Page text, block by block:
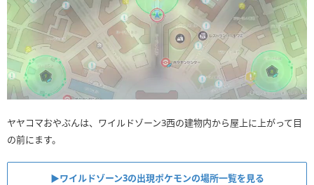
ヤヤコマおやぶんは、ワイルドゾーン3西の建物内から屋上に上がって目
の前にます。
▶︎ワイルドゾーン3の出現ポケモンの場所一覧を見る